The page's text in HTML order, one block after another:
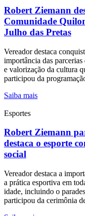
Robert Ziemann
Comunidade
Julho das Pretas
Vereador destaca
importância das
e valorização da cultura
participou da
Saiba mais
Esportes
Robert Ziemann
destaca o esporte
social
Vereador destaca a
a prática esportiva em
idade, incluindo o
participou da cerimônia